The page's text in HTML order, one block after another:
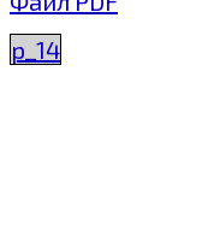
p_14